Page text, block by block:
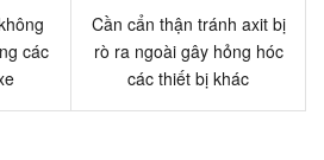
các
Cần cẩn thận tránh axit bị
rò ra ngoài gây hỏng hóc
các thiết bị khác